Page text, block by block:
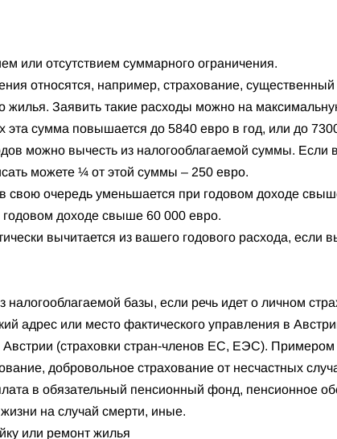
или отсутствием суммарного ограничения.
относятся, например, страхование,
жилья. Заявить такие расходы можно на
эта сумма повышается до 5840 евро в год, или до
можно вычесть из налогооблагаемой суммы. Если
можете ¼ от этой суммы – 250 евро.
свою очередь уменьшается при годовом доходе
доходе свыше 60 000 евро.
вычитается из вашего годового расхода, если
базы, если речь идет о личном
адрес или место фактического управления в
(страховки стран-членов ЕС, ЕЭС). Примером
добровольное страхование от несчастных
в обязательный пенсионный фонд, пенсионное
на случай смерти, иные.
или ремонт жилья